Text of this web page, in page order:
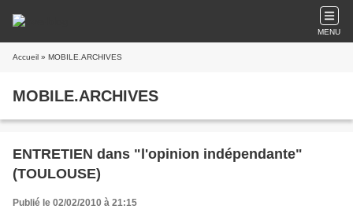
MENU
Accueil » MOBILE.ARCHIVES
MOBILE.ARCHIVES
ENTRETIEN dans "l'opinion indépendante"
(TOULOUSE)
Publié le 02/02/2010 à 21:15